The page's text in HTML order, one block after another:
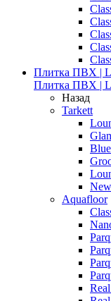
Плитка ПВХ |
Плитка ПВХ |
Назад
Tarkett
Aquafloor